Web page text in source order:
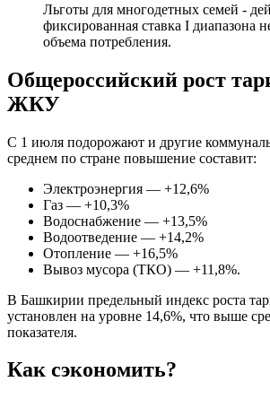
Льготы для многодетных семей -
фиксированная ставка I диапазона
объема потребления.
Общероссийский рост
ЖКУ
С 1 июля подорожают и другие
среднем по стране повышение составит:
Электроэнергия — +12,6%
Газ — +10,3%
Водоснабжение — +13,5%
Водоотведение — +14,2%
Отопление — +16,5%
Вывоз мусора (ТКО) — +11,8%.
В Башкирии предельный индекс роста
установлен на уровне 14,6%, что выше
показателя.
Как сэкономить?